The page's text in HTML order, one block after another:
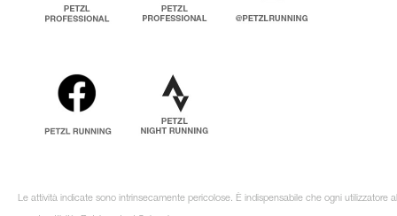
Le attività indicate sono intrinsecamente pericolose. È indispensabile che ogni utilizzatore